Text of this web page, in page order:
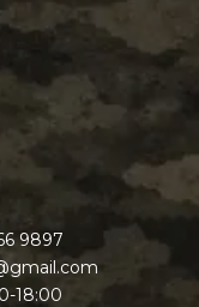
9897
18:00